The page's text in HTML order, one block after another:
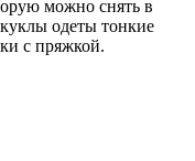
можно снять в
одеты тонкие
с пряжкой.